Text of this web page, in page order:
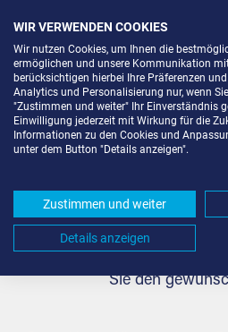
Self Storage
Self Storage für jeden Bedarf
Sie den
WIR VERWENDEN COOKIES
Wir nutzen Cookies, um Ihnen die
ermöglichen und unsere Kommunikation
berücksichtigen hierbei Ihre Präferenzen
Analytics und Personalisierung nur, wenn
"Zustimmen und weiter" Ihr Einverständnis
Einwilligung jederzeit mit Wirkung für die
Informationen zu den Cookies und
unter dem Button "Details anzeigen".
Zustimmen und weiter
Details anzeigen